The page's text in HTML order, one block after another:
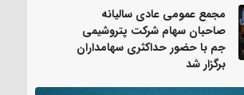
مجمع عمومی عادی سالیانه
صاحبان سهام شرکت پتروشیمی
جم با حضور حداکثری سهامداران
برگزار شد